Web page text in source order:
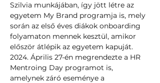
Szilvia munkájában, így jött létre az
egyetem My Brand programja is, mely
során az első éves diákok onboarding
folyamaton mennek kesztül, amikor
először átlépik az egyetem kapuját.
2024. Április 27-én megrendezte a HR
Mentroing Day programot is,
amelynek záró eseménye a